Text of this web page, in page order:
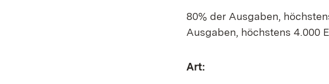
80% der Ausgaben,
Ausgaben, höchstens 4.000
Art: